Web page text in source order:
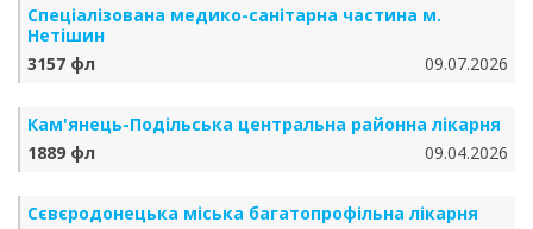
Спеціалізована медико-санітарна частина м.
Нетішин
3157 фл
09.07.2026
Кам'янець-Подільська центральна районна лікарня
1889 фл
09.04.2026
Сєвєродонецька міська багатопрофільна лікарня